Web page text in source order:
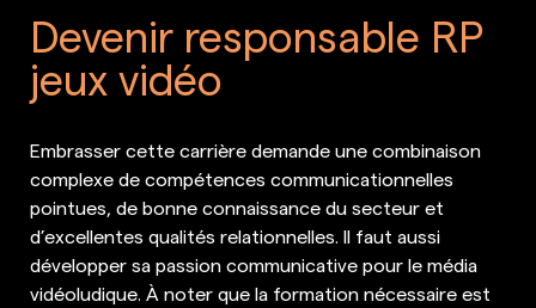
Devenir responsable RP
jeux vidéo
Embrasser cette carrière demande une combinaison
complexe de compétences communicationnelles
pointues, de bonne connaissance du secteur et
d’excellentes qualités relationnelles. Il faut aussi
développer sa passion communicative pour le média
vidéoludique. À noter que la formation nécessaire est